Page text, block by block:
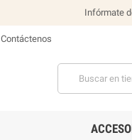
Infórmate
Contáctenos